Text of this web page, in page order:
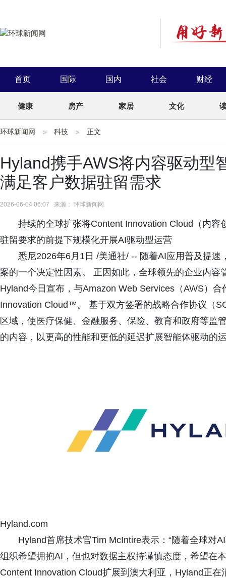
首页 国际 国内 社会 财经
健康 房产 家居 文化
环球新闻网 科技 正文
Hyland携手AWS将内容驱动型
满足客户数据驻留需求
2026-06-04 06:07 来源： 环球新闻网
持续的全球扩张将Content Innovation Cloud（内
驻留要求的前提下规模化开展AI驱动型运营
悉尼2026年6月1日 /美通社/ -- 随着AI应用普及提
案的一个决定性因素。 正因如此，全球领先的企业内
Hyland今日宣布，与Amazon Web Services（AWS）
Innovation Cloud™。 基于双方签署的战略合作协议（
区域，使医疗保健、金融服务、保险、教育和政府等监
的内容，以更高的性能和更低的延迟扩展智能体驱动的
Hyland.com
Hyland首席技术官Tim McIntire表示：“随着全球对
组织希望拥抱AI，但也对数据主权持谨慎态度，希望在
Content Innovation Cloud扩展到澳大利亚，Hyland正